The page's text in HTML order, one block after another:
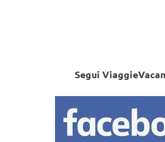
Segui